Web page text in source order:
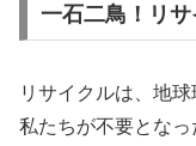
一石二鳥！リ
リサイクルは、地
私たちが不要とな